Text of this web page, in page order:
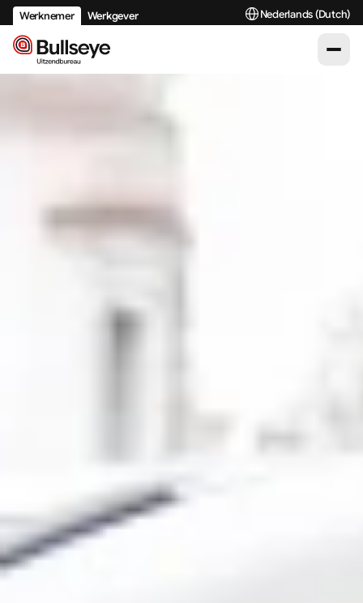
Werknemer Werkgever Select Language
Nederlands (Dutch)